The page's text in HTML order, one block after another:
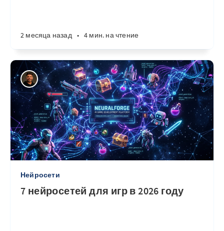
2 месяца назад • 4 мин. на чтение
Нейросети
7 нейросетей для игр в 2026 году